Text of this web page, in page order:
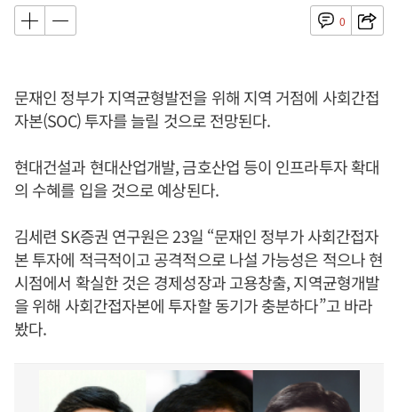
0
문재인 정부가 지역균형발전을 위해 지역 거점에 사회간접
자본(SOC) 투자를 늘릴 것으로 전망된다.
현대건설과 현대산업개발, 금호산업 등이 인프라투자 확대
의 수혜를 입을 것으로 예상된다.
김세련 SK증권 연구원은 23일 “문재인 정부가 사회간접자
본 투자에 적극적이고 공격적으로 나설 가능성은 적으나 현
시점에서 확실한 것은 경제성장과 고용창출, 지역균형개발
을 위해 사회간접자본에 투자할 동기가 충분하다”고 바라
봤다.